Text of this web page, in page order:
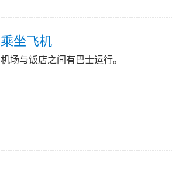
乘坐飞机
机场与饭店之间有巴士运行。